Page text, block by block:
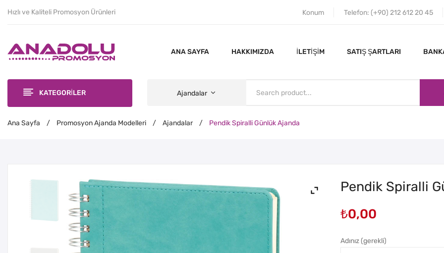
Hızlı ve Kaliteli Promosyon Ürünleri Konum Telefon: (+90) 212 612 20 45
ANA SAYFA HAKKIMIZDA İLETIŞIM SATIŞ ŞARTLARI
KATEGORİLER Ajandalar
Ana Sayfa / Promosyon Ajanda Modelleri / Ajandalar / Pendik Spiralli Günlük Ajanda
Pendik Spiralli
₺0,00
Adınız (gerekli)